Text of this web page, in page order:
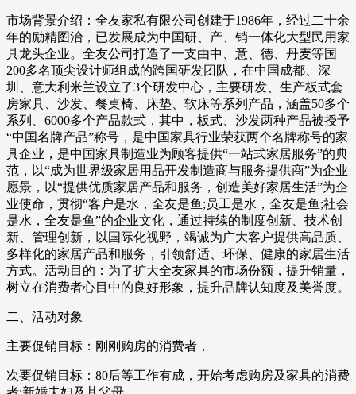
市场背景介绍：全友家私有限公司创建于1986年，经过二十余
年的励精图治，已发展成为中国研、产、销一体化大型民用家
具龙头企业。全友公司打造了一支由中、意、德、丹麦等国
200多名顶尖设计师组成的跨国研发团队，在中国成都、深
圳、意大利米兰设立了3个研发中心，主要研发、生产板式套
房家具、沙发、餐桌椅、床垫、软床等系列产品，涵盖50多个
系列、6000多个产品款式，其中，板式、沙发两种产品被授予
“中国名牌产品”称号，是中国家具行业荣获两个名牌称号的家
具企业，是中国家具制造业为顾客提供“一站式家居服务”的典
范，以“成为世界级家居用品开发制造商与服务提供商”为企业
愿景，以“提供优质家居产品和服务，创造美好家居生活”为企
业使命，贯彻“客户是水，全友是鱼;员工是水，全友是鱼;社会
是水，全友是鱼”的企业文化，通过持续的制度创新、技术创
新、管理创新，以国际化视野，竭诚为广大客户提供高品质、
多样化的家居产品和服务，引领舒适、环保、健康的家居生活
方式。活动目的：为了扩大全友家具的市场份额，提升销量，
树立在消费者心目中的良好形象，提升品牌认知度及美誉度。
二、活动对象
主要促销目标：刚刚购房的消费者，
次要促销目标：80后等工作有成，开始考虑购房及家具的消费